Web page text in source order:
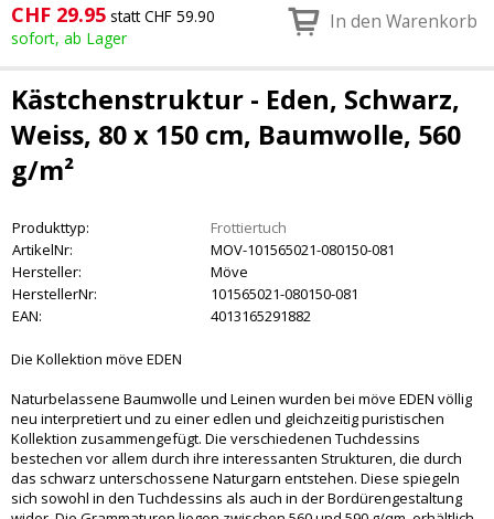
CHF 29.95 statt CHF 59.90
sofort, ab Lager
In den Warenkorb
Kästchenstruktur - Eden, Schwarz,
Weiss, 80 x 150 cm, Baumwolle, 560
g/m²
Produkttyp:
Frottiertuch
ArtikelNr:
MOV-101565021-080150-081
Hersteller:
Möve
HerstellerNr:
101565021-080150-081
EAN:
4013165291882
Die Kollektion möve EDEN
Naturbelassene Baumwolle und Leinen wurden bei möve EDEN völlig
neu interpretiert und zu einer edlen und gleichzeitig puristischen
Kollektion zusammengefügt. Die verschiedenen Tuchdessins
bestechen vor allem durch ihre interessanten Strukturen, die durch
das schwarz unterschossene Naturgarn entstehen. Diese spiegeln
sich sowohl in den Tuchdessins als auch in der Bordürengestaltung